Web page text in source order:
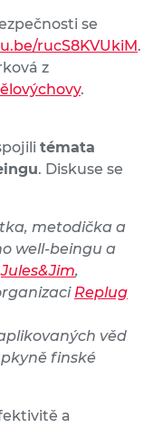
se
rucS8KVUkiM .
z
.
témata
. Diskuse se
metodička a
well-beingu a
Jules&Jim,
Replug
věd
finské
a